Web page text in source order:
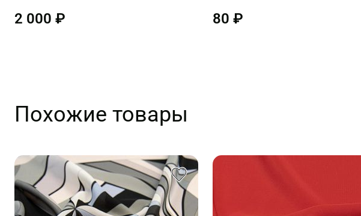
2 000 ₽ 80 ₽
Похожие товары